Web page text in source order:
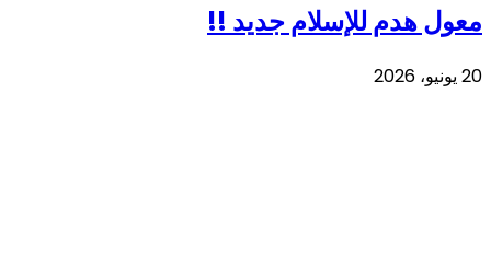
معول هدم للإسلام جديد !!
20 يونيو، 2026